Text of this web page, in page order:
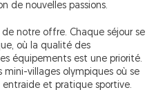
de nouvelles passions.
notre offre. Chaque séjour se
où la qualité des
équipements est une priorité.
mini-villages olympiques où se
et pratique sportive.